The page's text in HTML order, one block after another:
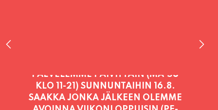
PALVELEMME TÄNÄÄN:
MAANANTAI11:00 - 21:00